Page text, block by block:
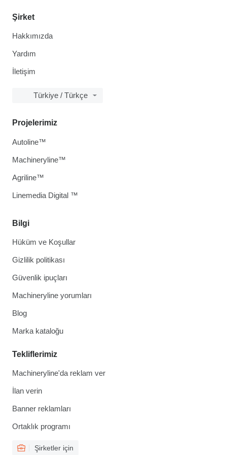
Şirket
Hakkımızda
Yardım
İletişim
Türkiye / Türkçe
Bilgi
Hüküm ve Koşullar
Gizlilik politikası
Güvenlik ipuçları
Machineryline yorumları
Blog
Marka kataloğu
Tekliflerimiz
Machineryline'da reklam ver
İlan verin
Banner reklamları
Ortaklık programı
Şirketler için
Projelerimiz
Autoline™
Machineryline™
Agriline™
Linemedia Digital ™